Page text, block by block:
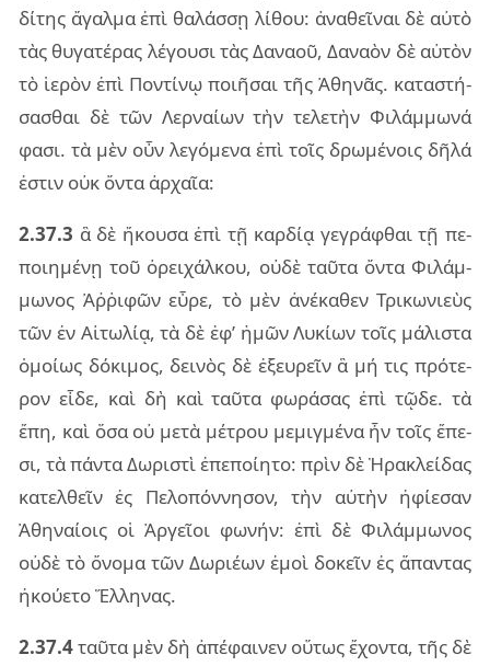
δί­της ἄγαλ­μα ἐπὶ θα­λάσ­σῃ λί­θου: ἀνα­θεῖ­ναι δὲ αὐτὸ
τὰς θυ­γα­τέ­ρας λέ­γου­σι τὰς Δανα­οῦ, Δανα­ὸν δὲ αὐ­τὸν
τὸ ἱε­ρὸν ἐπὶ Πον­τί­νῳ ποι­ῆ­σαι τῆς Ἀθη­νᾶς. κα­τα­στή­
σα­σθαι δὲ τῶν Λερ­ναί­ων τὴν τε­λε­τὴν Φιλάμ­μω­νά
φασι. τὰ μὲν οὖν λε­γό­με­να ἐπὶ τοῖς δρω­μέ­νοις δῆλά
ἐστιν οὐκ ὄντα ἀρ­χαῖα:
2.37.3 ἃ δὲ ἤκου­σα ἐπὶ τῇ καρ­δίᾳ γε­γρά­φθαι τῇ πε­
ποι­η­μέ­νῃ τοῦ ὀρει­χάλ­κου, οὐδὲ ταῦ­τα ὄντα Φιλάμ­
μω­νος Ἀῤῥι­φῶν εὗρε, τὸ μὲν ἀνέ­κα­θεν Τρι­κω­νιεὺς
τῶν ἐν Αἰτω­λίᾳ, τὰ δὲ ἐφ’ ἡμῶν Λυκί­ων τοῖς μά­λι­στα
ὁμοί­ως δό­κι­μος, δει­νὸς δὲ ἐξευ­ρεῖν ἃ μή τις πρό­τε­
ρον εἶδε, καὶ δὴ καὶ ταῦ­τα φω­ρά­σας ἐπὶ τῷδε. τὰ
ἔπη, καὶ ὅσα οὐ μετὰ μέ­τρου με­μιγ­μέ­να ἦν τοῖς ἔπε­
σι, τὰ πάν­τα Δωρι­στὶ ἐπε­ποί­η­το: πρὶν δὲ Ἡρα­κλεί­δας
κα­τελ­θεῖν ἐς Πελο­πόν­νη­σον, τὴν αὐ­τὴν ἠφί­ε­σαν
Ἀθη­ναί­οις οἱ Ἀργεῖ­οι φω­νήν: ἐπὶ δὲ Φιλάμ­μω­νος
οὐδὲ τὸ ὄνο­μα τῶν Δωριέ­ων ἐμοὶ δο­κεῖν ἐς ἅπαν­τας
ἠκού­ε­το Ἕλλη­νας.
2.37.4ταῦ­τα μὲν δὴ ἀπέ­φαι­νεν οὕ­τως ἔχον­τα, τῆς δὲ